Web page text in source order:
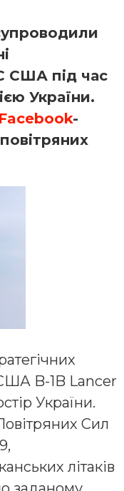
США під час
України.
Facebook-
B-1B Lancer
України.
Сил
літаків